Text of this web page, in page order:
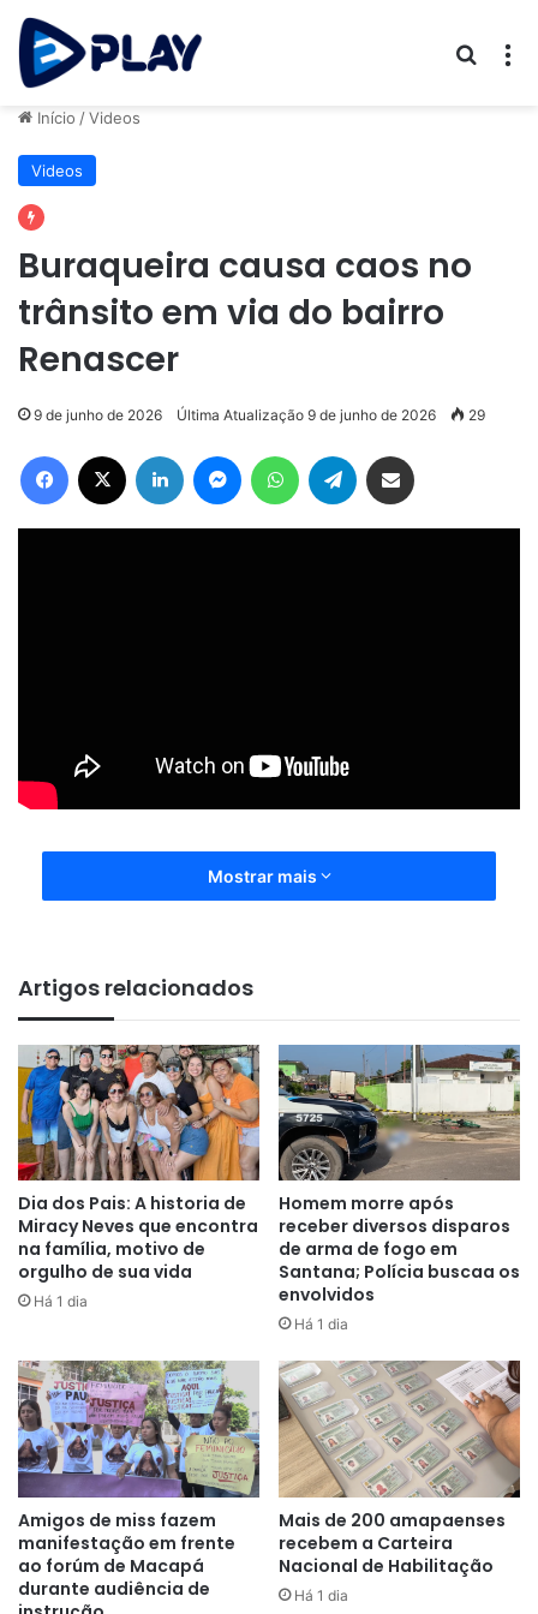
Início /Videos
Videos
Buraqueira causa caos no
trânsito em via do bairro
Renascer
9 de junho de 2026 Última Atualização 9 de junho de 2026 29
Mostrar mais
Artigos relacionados
Dia dos Pais: A historia de
Miracy Neves que encontra
na família, motivo de
orgulho de sua vida
Há 1 dia
Homem morre após
receber diversos disparos
de arma de fogo em
Santana; Polícia buscaa os
envolvidos
Há 1 dia
Amigos de miss fazem
manifestação em frente
ao forúm de Macapá
durante audiência de
Mais de 200 amapaenses
recebem a Carteira
Nacional de Habilitação
Há 1 dia